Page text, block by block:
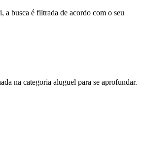
busca é filtrada de acordo com o seu
na categoria aluguel para se aprofundar.